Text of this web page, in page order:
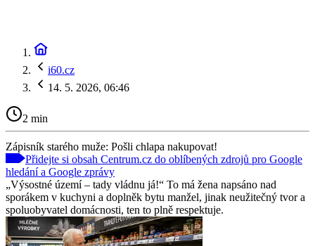
i60.cz
14. 5. 2026, 06:46
2 min
Zápisník starého muže: Pošli chlapa nakupovat!
Přidejte si obsah Centrum.cz do oblíbených zdrojů pro Google
hledání a Google zprávy
„Výsostné území – tady vládnu já!“ To má žena napsáno nad
sporákem v kuchyni a doplněk bytu manžel, jinak neužitečný tvor a
spoluobyvatel domácnosti, ten to plně respektuje.